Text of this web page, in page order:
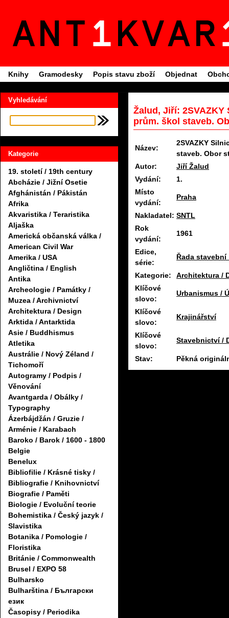
Knihy Gramodesky Popis stavu zboží Objednat
Vyhledávání
Kategorie
19. století / 19th century
Abcházie / Jižní Osetie
Afghánistán / Pákistán
Afrika
Akvaristika / Teraristika
Aljaška
Americká občanská válka /
American Civil War
Amerika / USA
Angličtina / English
Antika
Archeologie / Památky /
Muzea / Archivnictví
Architektura / Design
Arktida / Antarktida
Asie / Buddhismus
Atletika
Austrálie / Nový Zéland /
Tichomoří
Autogramy / Podpis /
Věnování
Avantgarda / Obálky /
Typography
Ázerbájdžán / Gruzie /
Arménie / Karabach
Baroko / Barok / 1600 - 1800
Belgie
Benelux
Bibliofilie / Krásné tisky /
Bibliografie / Knihovnictví
Biografie / Paměti
Biologie / Evoluční teorie
Bohemistika / Český jazyk /
Slavistika
Botanika / Pomologie /
Floristika
Británie / Commonwealth
Brusel / EXPO 58
Bulharsko
Bulharština / Български
език
Časopisy / Periodika
Žalud, Jiří: 2SVAZKY
prům. škol staveb.
Název:
2SVAZKY
staveb. Obor
Autor:
Jiří Žalud
Vydání:
1.
Místo
vydání:
Praha
Nakladatel: SNTL
Rok
vydání:
1961
Edice,
série:
Řada
Kategorie:
Architektura /
Klíčové
slovo:
Urbanismus /
Klíčové
slovo:
Krajinářství
Klíčové
slovo:
Stavebnictví /
Stav: Pěkná